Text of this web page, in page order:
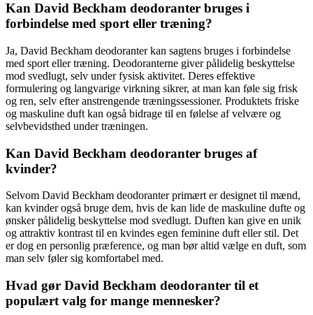
Kan David Beckham deodoranter bruges i
forbindelse med sport eller træning?
Ja, David Beckham deodoranter kan sagtens bruges i forbindelse
med sport eller træning. Deodoranterne giver pålidelig beskyttelse
mod svedlugt, selv under fysisk aktivitet. Deres effektive
formulering og langvarige virkning sikrer, at man kan føle sig frisk
og ren, selv efter anstrengende træningssessioner. Produktets friske
og maskuline duft kan også bidrage til en følelse af velvære og
selvbevidsthed under træningen.
Kan David Beckham deodoranter bruges af
kvinder?
Selvom David Beckham deodoranter primært er designet til mænd,
kan kvinder også bruge dem, hvis de kan lide de maskuline dufte og
ønsker pålidelig beskyttelse mod svedlugt. Duften kan give en unik
og attraktiv kontrast til en kvindes egen feminine duft eller stil. Det
er dog en personlig præference, og man bør altid vælge en duft, som
man selv føler sig komfortabel med.
Hvad gør David Beckham deodoranter til et
populært valg for mange mennesker?